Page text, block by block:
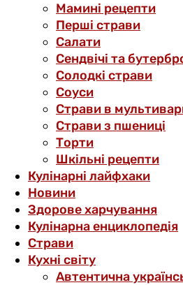
Мамині рецепти
Перші страви
Салати
Сендвічі та
Солодкі страви
Соуси
Страви в
Страви з пшениці
Торти
Шкільні рецепти
Кулінарні лайфхаки
Новини
Здорове харчування
Кулінарна енциклопедія
Страви
Кухні світу
Автентична